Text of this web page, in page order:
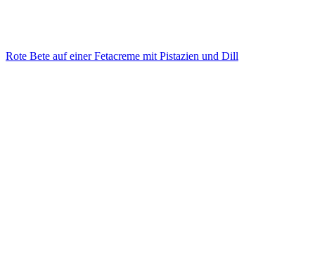
Rote Bete auf einer Fetacreme mit Pistazien und Dill